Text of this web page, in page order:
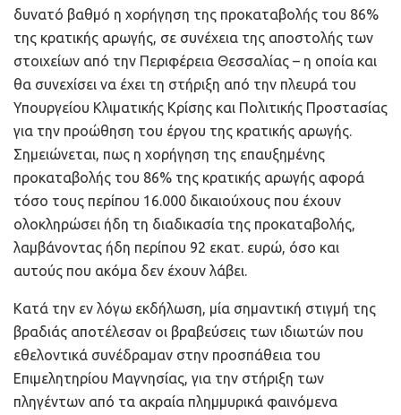
δυνατό βαθμό η χορήγηση της προκαταβολής του 86%
της κρατικής αρωγής, σε συνέχεια της αποστολής των
στοιχείων από την Περιφέρεια Θεσσαλίας – η οποία και
θα συνεχίσει να έχει τη στήριξη από την πλευρά του
Υπουργείου Κλιματικής Κρίσης και Πολιτικής Προστασίας
για την προώθηση του έργου της κρατικής αρωγής.
Σημειώνεται, πως η χορήγηση της επαυξημένης
προκαταβολής του 86% της κρατικής αρωγής αφορά
τόσο τους περίπου 16.000 δικαιούχους που έχουν
ολοκληρώσει ήδη τη διαδικασία της προκαταβολής,
λαμβάνοντας ήδη περίπου 92 εκατ. ευρώ, όσο και
αυτούς που ακόμα δεν έχουν λάβει.
Κατά την εν λόγω εκδήλωση, μία σημαντική στιγμή της
βραδιάς αποτέλεσαν οι βραβεύσεις των ιδιωτών που
εθελοντικά συνέδραμαν στην προσπάθεια του
Επιμελητηρίου Μαγνησίας, για την στήριξη των
πληγέντων από τα ακραία πλημμυρικά φαινόμενα